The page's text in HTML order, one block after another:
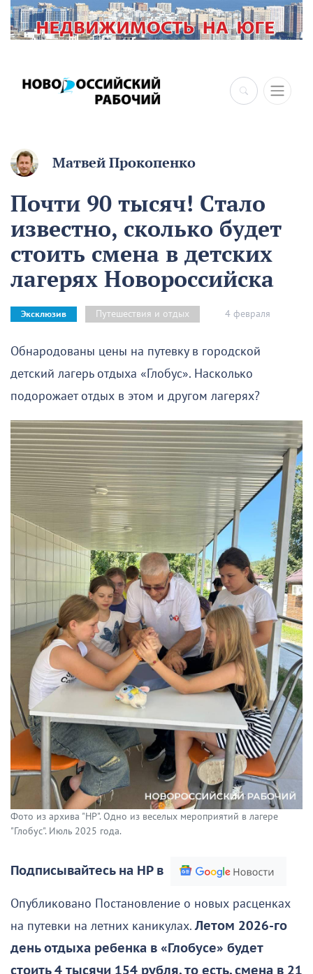
×
Матвей Прокопенко
Почти 90 тысяч! Стало
известно, сколько будет
стоить смена в детских
лагерях Новороссийска
Эксклюзив Путешествия и отдых 4 февраля
Обнародованы цены на путевку в городской
детский лагерь отдыха «Глобус». Насколько
подорожает отдых в этом и другом лагерях?
Фото из архива "НР". Одно из веселых мероприятий в лагере
"Глобус". Июль 2025 года.
Подписывайтесь на НР в
Опубликовано Постановление о новых расценках
на путевки на летних каникулах.Летом 2026-го
день отдыха ребенка в «Глобусе» будет